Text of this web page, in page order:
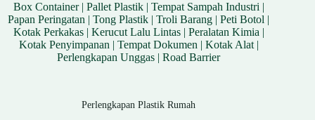
Box Container| Pallet Plastik| Tempat Sampah Industri |
Papan Peringatan |Tong Plastik |Troli Barang |Peti Botol |
Kotak Perkakas| Kerucut Lalu Lintas| Peralatan Kimia |
Kotak Penyimpanan | Tempat Dokumen | Kotak Alat|
Perlengkapan Unggas |Road Barrier
Perlengkapan Plastik Rumah